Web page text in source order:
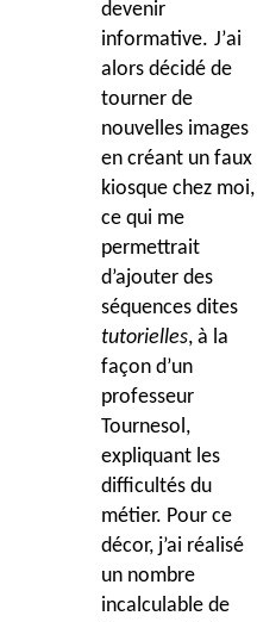
devenir
informative. J’ai
alors décidé de
tourner de
nouvelles images
en créant un faux
kiosque chez moi,
ce qui me
permettrait
d’ajouter des
séquences dites
tutorielles, à la
façon d’un
professeur
Tournesol,
expliquant les
difficultés du
métier. Pour ce
décor, j’ai réalisé
un nombre
incalculable de